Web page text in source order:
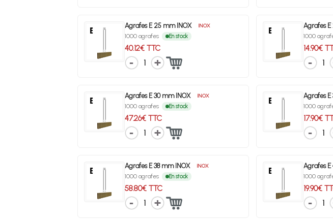
Agrafes E 25 mm INOX INOX
1000 agrafes En stock
40.12€ TTC
1
Agrafes
1000
14.90€
1
Agrafes E 30 mm INOX INOX
1000 agrafes En stock
47.26€ TTC
1
Agrafes
1000
17.90€
1
Agrafes E 38 mm INOX INOX
1000 agrafes En stock
58.80€ TTC
1
Agrafes
1000
19.90€
1